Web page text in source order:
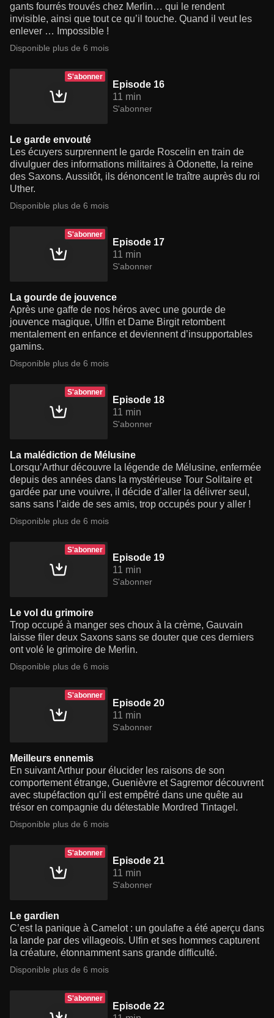
gants fourrés trouvés chez Merlin… qui le rendent
invisible, ainsi que tout ce qu’il touche. Quand il veut les
enlever … Impossible !
Disponible plus de 6 mois
S'abonner
Episode 16
11 min
S'abonner
Le garde envouté
Les écuyers surprennent le garde Roscelin en train de
divulguer des informations militaires à Odonette, la reine
des Saxons. Aussitôt, ils dénoncent le traître auprès du roi
Uther.
Disponible plus de 6 mois
S'abonner
Episode 17
11 min
S'abonner
La gourde de jouvence
Après une gaffe de nos héros avec une gourde de
jouvence magique, Ulfin et Dame Birgit retombent
mentalement en enfance et deviennent d’insupportables
gamins.
Disponible plus de 6 mois
S'abonner
Episode 18
11 min
S'abonner
La malédiction de Mélusine
Lorsqu’Arthur découvre la légende de Mélusine, enfermée
depuis des années dans la mystérieuse Tour Solitaire et
gardée par une vouivre, il décide d’aller la délivrer seul,
sans sans l’aide de ses amis, trop occupés pour y aller !
Disponible plus de 6 mois
S'abonner
Episode 19
11 min
S'abonner
Le vol du grimoire
Trop occupé à manger ses choux à la crème, Gauvain
laisse filer deux Saxons sans se douter que ces derniers
ont volé le grimoire de Merlin.
Disponible plus de 6 mois
S'abonner
Episode 20
11 min
S'abonner
Meilleurs ennemis
En suivant Arthur pour élucider les raisons de son
comportement étrange, Guenièvre et Sagremor découvrent
avec stupéfaction qu’il est empêtré dans une quête au
trésor en compagnie du détestable Mordred Tintagel.
Disponible plus de 6 mois
S'abonner
Episode 21
11 min
S'abonner
Le gardien
C’est la panique à Camelot : un goulafre a été aperçu dans
la lande par des villageois. Ulfin et ses hommes capturent
la créature, étonnamment sans grande difficulté.
Disponible plus de 6 mois
S'abonner
Episode 22